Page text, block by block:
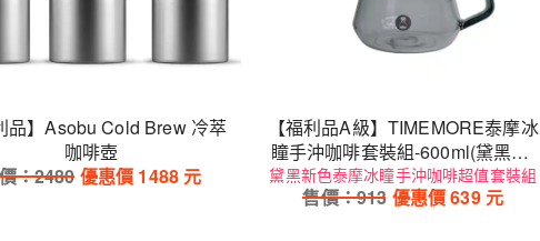
品】Asobu Cold Brew 冷萃
咖啡壺
：2480 優惠價 1488 元
【福利品A級】TIMEMORE泰摩冰
瞳手沖咖啡套裝組-600ml(黛黑色)
(玻璃分享壺600ml+PC濾杯02號)
黛黑新色泰摩冰瞳手沖咖啡超值套裝組
售價：913 優惠價639元